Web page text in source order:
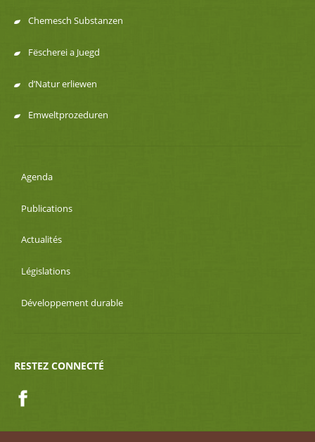
Chemesch Substanzen
Fëscherei a Juegd
d’Natur erliewen
Emweltprozeduren
Agenda
Publications
Actualités
Législations
Développement durable
RESTEZ CONNECTÉ